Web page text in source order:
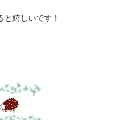
だけると嬉しいです！